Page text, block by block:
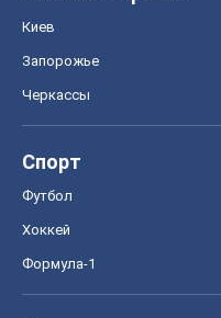
Киев
Запорожье
Черкассы
Спорт
Футбол
Хоккей
Формула-1